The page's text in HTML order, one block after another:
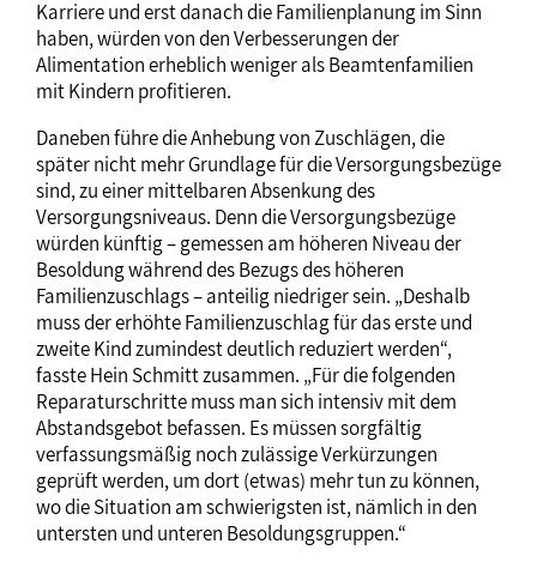
Karriere und erst danach die Familienplanung im Sinn
haben, würden von den Verbesserungen der
Alimentation erheblich weniger als Beamtenfamilien
mit Kindern profitieren.
Daneben führe die Anhebung von Zuschlägen, die
später nicht mehr Grundlage für die Versorgungsbezüge
sind, zu einer mittelbaren Absenkung des
Versorgungsniveaus. Denn die Versorgungsbezüge
würden künftig – gemessen am höheren Niveau der
Besoldung während des Bezugs des höheren
Familienzuschlags – anteilig niedriger sein. „Deshalb
muss der erhöhte Familienzuschlag für das erste und
zweite Kind zumindest deutlich reduziert werden“,
fasste Hein Schmitt zusammen. „Für die folgenden
Reparaturschritte muss man sich intensiv mit dem
Abstandsgebot befassen. Es müssen sorgfältig
verfassungsmäßig noch zulässige Verkürzungen
geprüft werden, um dort (etwas) mehr tun zu können,
wo die Situation am schwierigsten ist, nämlich in den
untersten und unteren Besoldungsgruppen.“